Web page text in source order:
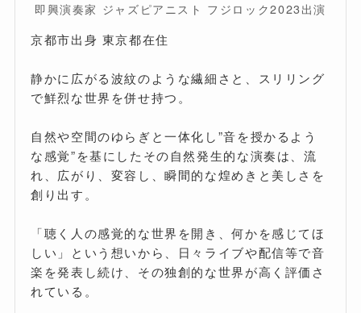
即興演奏家 ジャズピアニスト フジロック2023出演
京都市出身 東京都在住
静かに広がる波紋のような繊細さと、スリリング
で鮮烈な世界を併せ持つ。
自然や空間のゆらぎと一体化し”音を授かるよう
な感覚”を基にしたその自然発生的な演奏は、流
れ、広がり、変容し、瞬間的な煌めきと美しさを
創り出す。
「聴く人の感覚的な世界を開き、何かを感じてほ
しい」という想いから、日々ライブや配信等で音
楽を発表し続け、その独創的な世界が高く評価さ
れている。